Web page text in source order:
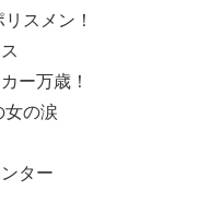
スメン！
ー万歳！
女の涙
ター